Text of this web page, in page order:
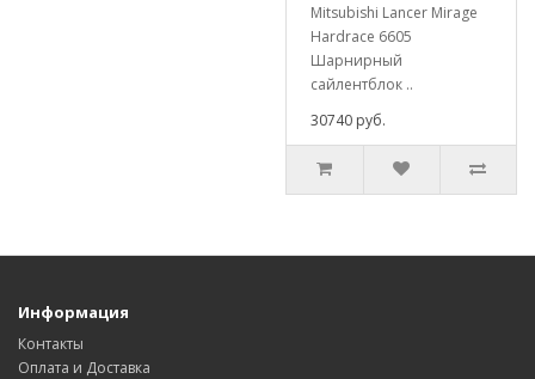
Mitsubishi Lancer Mirage
Hardrace 6605
Шарнирный
сайлентблок ..
30740 руб.
Информация
Контакты
Оплата и Доставка